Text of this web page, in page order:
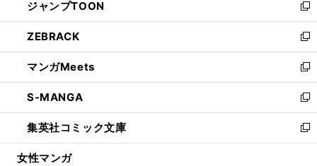
く
で
開
く
ド
ウ
で
開
く
ィ
ン
ド
ウ
で
開
く
い
ウ
ィ
ン
ド
ウ
で
開
く
ジャンプTOON
新
し
い
ウ
ィ
ン
ド
ウ
で
開
ZEBRACK
新
し
い
ウ
ィ
ン
ド
ウ
マンガMeets
新
し
い
ウ
ィ
ン
S-MANGA
新
し
い
ウ
集英社コミック文庫
新
し
女性マンガ